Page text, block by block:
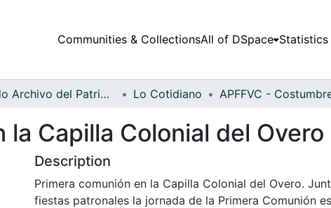
Communities & CollectionsAll of DSpace Statistics
Fondo Archivo del Patrimonio Fotográfico y Fílmico del Valle del Cauca Lo Cotidiano
la Capilla Colonial del Overo
Description
Primera comunión en la Capilla Colonial del Overo.
fiestas patronales la jornada de la Primera Comunión